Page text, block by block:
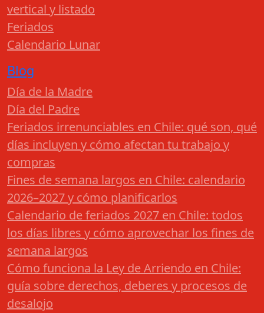
vertical y listado
Feriados
Calendario Lunar
Blog
Día de la Madre
Día del Padre
Feriados irrenunciables en Chile: qué son, qué
días incluyen y cómo afectan tu trabajo y
compras
Fines de semana largos en Chile: calendario
2026–2027 y cómo planificarlos
Calendario de feriados 2027 en Chile: todos
los días libres y cómo aprovechar los fines de
semana largos
Cómo funciona la Ley de Arriendo en Chile:
guía sobre derechos, deberes y procesos de
desalojo